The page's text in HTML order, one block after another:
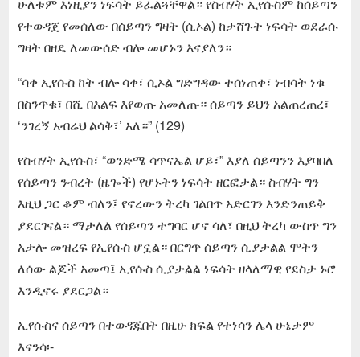
የተወዳጀ የመሰለው በሰይጣን ግዛት (ሲኦል) ከታሸጉት ነፍሳት ወደራሱ
ግዛት በዘዴ ለመውሰድ ብሎ መሆኑን እናያለን።
“ሳቀ ኢየሱስ ከት ብሎ ሳቀ፣ ሲኦል ግድግዳው ተሰነጠቀ፣ ነብሳት ነቁ
በስንጥቁ፣ በሺ በእልፍ እየወጡ አመለጡ። ሰይጣን ይህን አልጠረጠረ፣
‘ንገረኝ አብሬህ ልሳቅ፣’ አለ።” (129)
የስብሃት ኢየሱስ፣ “ወንድሜ ሳጥናኤል ሆይ፣” እያለ ሰይጣንን እያባበለ
የሰይጣን ንብረት (ዜጐች) የሆኑትን ነፍሳት ዘርፎታል። ስብሃት ግን
እዚህ ጋር ቆም ብለን፤ የኖረውን ትረካ ገልበጥ አድርገን እንድንጠይቅ
ያደርገናል። ማታለል የሰይጣን ተግባር ሆኖ ሳለ፣ በዚህ ትረካ ውስጥ ግን
አታሎ መዝረፍ የኢየሱስ ሆኗል። በርግጥ ሰይጣን ሲያታልል ሞትን
ለሰው ልጆች አመጣ፤ ኢየሱስ ሲያታልል ነፍሳት ዘላለማዊ የደስታ ኑሮ
እንዲኖሩ ያደርጋል።
ኢየሱስና ሰይጣን በተወዳጁበት በዚሁ ክፍል የተነሳን ሌላ ሁኔታም
እናንሳ፡-